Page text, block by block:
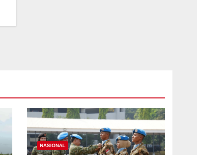
NASIONAL